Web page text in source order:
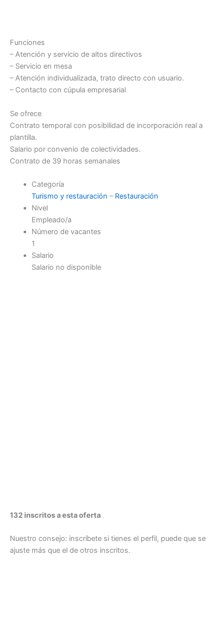
Funciones
– Atención y servicio de altos directivos
– Servicio en mesa
– Atención individualizada, trato directo con usuario.
– Contacto con cúpula empresarial
Se ofrece
Contrato temporal con posibilidad de incorporación real a
plantilla.
Salario por convenio de colectividades.
Contrato de 39 horas semanales
Categoría
Turismo y restauración – Restauración
Nivel
Empleado/a
Número de vacantes
1
Salario
Salario no disponible
132 inscritos a esta oferta
Nuestro consejo: inscríbete si tienes el perfil, puede que se
ajuste más que el de otros inscritos.